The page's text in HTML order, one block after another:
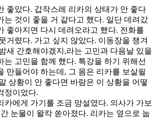
좋았다. 갑작스레 리카의 상태가 안 좋다
는 것이 좋을 거 같다고 했다. 일단 데려갔
좋아지면 다시 데려오라고 했다. 전화를
거렸다. 가고 싶지 않았다. 이동장을 챙겨
새 간호해야겠지,라는 고민과 다음날 있을
는 고민을 함께 했다. 특강을 하기 위해선
만들어야 하는데, 그 몸은 리카를 보살필
상황이 안 좋다면 바람은 이 상황을 어떻
정이었다.
카에게 가기를 조금 망설였다. 의사가 가보
눈물이 왈칵 쏟아졌다. 리카는 옆으로 눕